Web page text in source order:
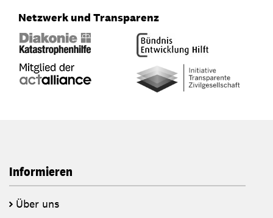
Netzwerk und Transparenz
Informieren
Über uns